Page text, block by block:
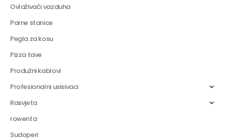
Ovlaživači vazduha
Parne stanice
Pegla za kosu
Pizza tave
Produžni kablovi
Profesionalni usisivaci
Rasvjeta
rowenta
Sudoperi